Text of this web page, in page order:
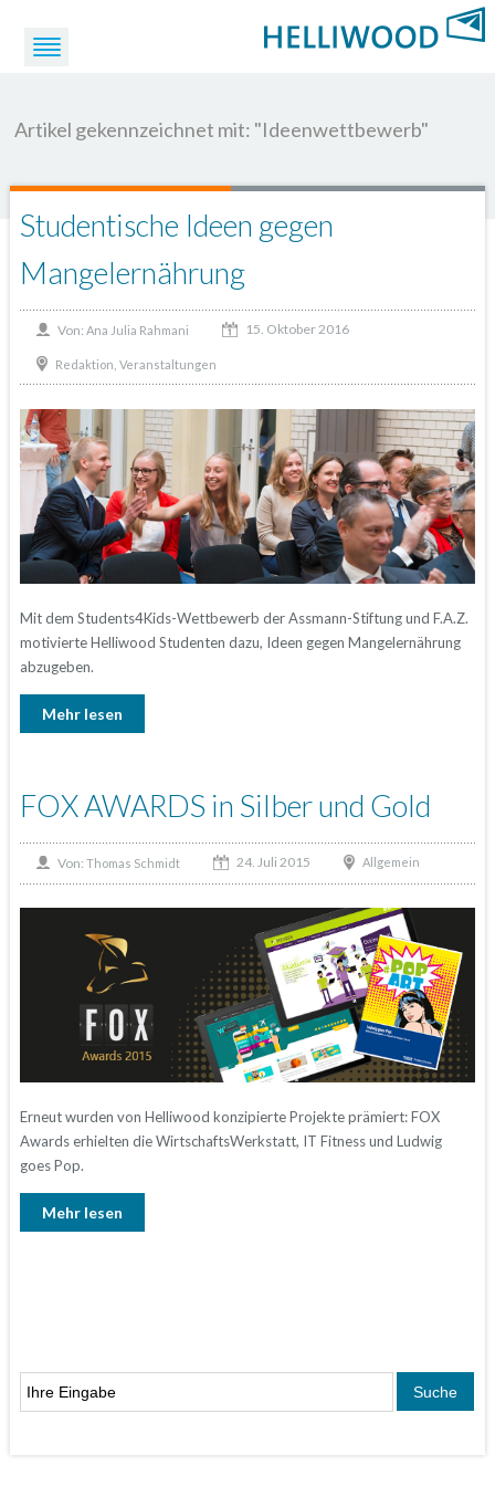
Artikel gekennzeichnet mit: "Ideenwettbewerb"
Studentische Ideen gegen
Mangelernährung
Von: Ana Julia Rahmani 15. Oktober 2016
Redaktion Veranstaltungen
Mit dem Students4Kids-Wettbewerb der Assmann-Stiftung und F.A.Z.
motivierte Helliwood Studenten dazu, Ideen gegen Mangelernährung
abzugeben.
Mehr lesen
FOX AWARDS in Silber und Gold
Von: Thomas Schmidt 24. Juli 2015 Allgemein
Erneut wurden von Helliwood konzipierte Projekte prämiert: FOX
Awards erhielten die WirtschaftsWerkstatt, IT Fitness und Ludwig
goes Pop.
Mehr lesen